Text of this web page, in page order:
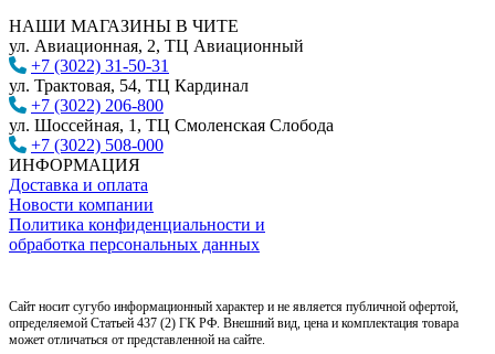
НАШИ МАГАЗИНЫ В ЧИТЕ
ул. Авиационная, 2, ТЦ Авиационный
+7 (3022) 31-50-31
ул. Трактовая, 54, ТЦ Кардинал
+7 (3022) 206-800
ул. Шоссейная, 1, ТЦ Смоленская Слобода
+7 (3022) 508-000
ИНФОРМАЦИЯ
Доставка и оплата
Новости компании
Политика конфиденциальности и
обработка персональных данных
Сайт носит сугубо информационный характер и не является публичной офертой,
определяемой Статьей 437 (2) ГК РФ. Внешний вид, цена и комплектация товара
может отличаться от представленной на сайте.